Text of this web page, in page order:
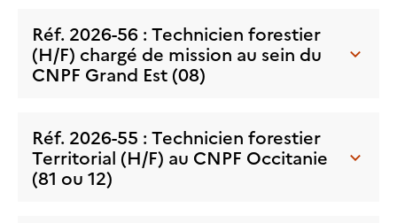
Réf. 2026-56 : Technicien forestier
(H/F) chargé de mission au sein du
CNPF Grand Est (08)
Réf. 2026-55 : Technicien forestier
Territorial (H/F) au CNPF Occitanie
(81 ou 12)